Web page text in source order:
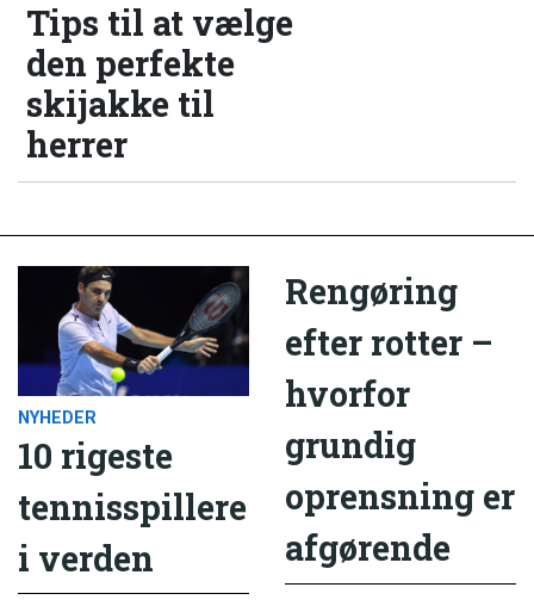
Tips til at vælge
den perfekte
skijakke til
herrer
NYHEDER
10 rigeste
tennisspillere
i verden
Rengøring
efter rotter –
hvorfor
grundig
oprensning er
afgørende